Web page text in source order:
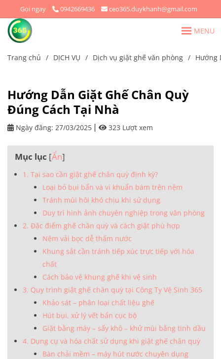
Gọi ngay 0942669436 ceo365.duykhanh@gmail.com
MENU
Trang chủ / DỊCH VỤ / Dịch vụ giặt ghế văn phòng / Hướng
Hướng Dẫn Giặt Ghế Chân Quỳ
Đúng Cách Tại Nhà
Ngày đăng: 27/03/2025 323 Lượt xem
Mục lục [Ẩn]
1. Tại sao cần giặt ghế chân quỳ định kỳ?
Loại bỏ bụi bẩn và vi khuẩn bám trên nệm
Tránh mùi hôi khó chịu khi sử dụng
Duy trì hình ảnh chuyên nghiệp trong văn phòng
2. Đặc điểm ghế chân quỳ và cách giặt phù hợp
Nệm vải bọc dễ thấm nước
Khung sắt cần tránh tiếp xúc trực tiếp với hóa
chất
Cách bảo vệ khung ghế khi vệ sinh
3. Quy trình giặt ghế chân quỳ tại Công Ty Vệ Sinh 365
Khảo sát – phân loại chất liệu ghế
Hút bụi, xử lý vết bẩn cục bộ
Giặt bằng máy – sấy khô – khử mùi bằng tinh dầu
4. Dụng cụ và hóa chất sử dụng khi giặt ghế chân quỳ
Bàn chải mềm – máy hút nước chuyên dụng